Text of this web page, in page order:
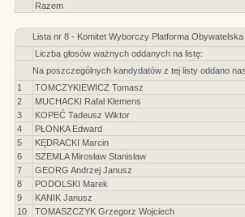
Razem
Lista nr 8 - Komitet Wyborczy Platforma Obywatelska
Liczba głosów ważnych oddanych na listę:
Na poszczególnych kandydatów z tej listy oddano
1
TOMCZYKIEWICZ Tomasz
2
MUCHACKI Rafał Klemens
3
KOPEĆ Tadeusz Wiktor
4
PŁONKA Edward
5
KĘDRACKI Marcin
6
SZEMLA Mirosław Stanisław
7
GEORG Andrzej Janusz
8
PODOLSKI Marek
9
KANIK Janusz
10
TOMASZCZYK Grzegorz Wojciech